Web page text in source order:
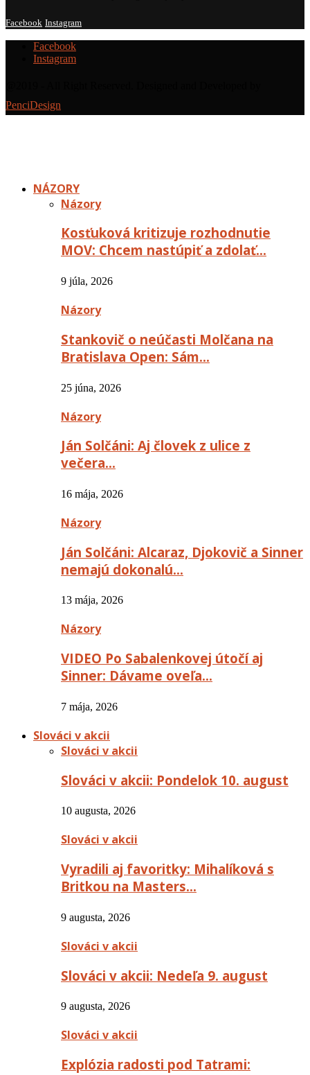
Facebook Instagram
Facebook
Instagram
PenciDesign
NÁZORY
Názory
Kosťuková kritizuje rozhodnutie
MOV: Chcem nastúpiť a zdolať…
9 júla, 2026
Názory
Stankovič o neúčasti Molčana na
Bratislava Open: Sám…
25 júna, 2026
Názory
Ján Solčáni: Aj človek z ulice z
večera…
16 mája, 2026
Názory
Ján Solčáni: Alcaraz, Djokovič a Sinner
nemajú dokonalú…
13 mája, 2026
Názory
VIDEO Po Sabalenkovej útočí aj
Sinner: Dávame oveľa…
7 mája, 2026
Slováci v akcii
Slováci v akcii
Slováci v akcii: Pondelok 10. august
10 augusta, 2026
Slováci v akcii
Vyradili aj favoritky: Mihalíková s
Britkou na Masters…
9 augusta, 2026
Slováci v akcii
Slováci v akcii: Nedeľa 9. august
9 augusta, 2026
Slováci v akcii
Explózia radosti pod Tatrami: